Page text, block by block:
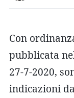
Con
pubblicata
27-7-2020,
indicazioni